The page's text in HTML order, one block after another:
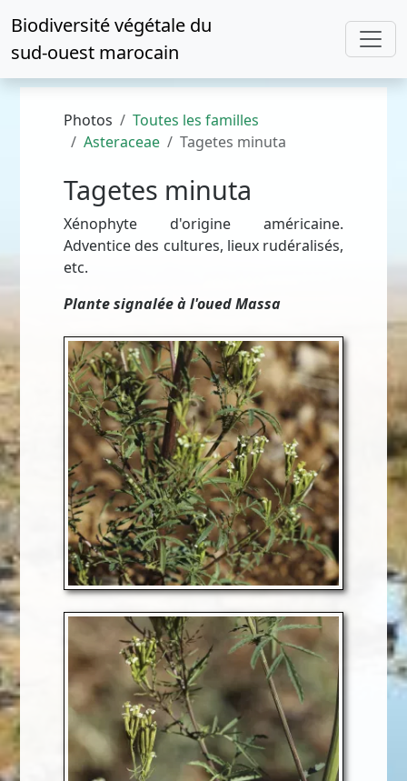
Biodiversité végétale du
sud-ouest marocain
Photos
Toutes les familles
Asteraceae
Tagetes minuta
Tagetes minuta
Xénophyte d'origine américaine.
Adventice des cultures, lieux rudéralisés,
etc.
Plante signalée à l'oued Massa